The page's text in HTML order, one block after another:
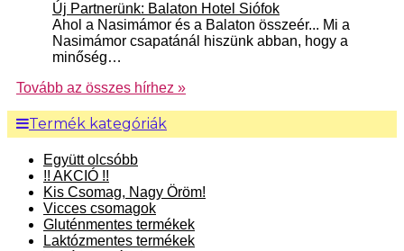
Új Partnerünk: Balaton Hotel Siófok
Ahol a Nasimámor és a Balaton összeér... Mi a
Nasimámor csapatánál hiszünk abban, hogy a
minőség…
Tovább az összes hírhez »
Termék kategóriák
Együtt olcsóbb
!! AKCIÓ !!
Kis Csomag, Nagy Öröm!
Vicces csomagok
Gluténmentes termékek
Laktózmentes termékek